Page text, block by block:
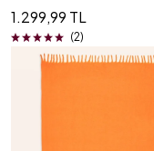
1.299,99 TL
(2)